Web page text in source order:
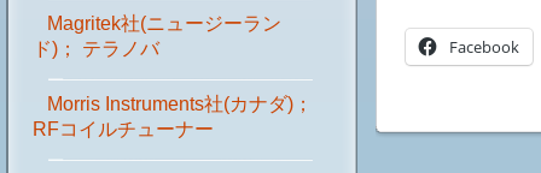
Magritek社(ニュージーラン
ド)； テラノバ
Morris Instruments社(カナダ)；
RFコイルチューナー
Facebook